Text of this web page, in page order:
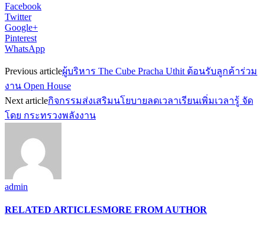
Facebook
Twitter
Google+
Pinterest
WhatsApp
Previous articleผู้บริหาร The Cube Pracha Uthit ต้อนรับลูกค้าร่วม
งาน Open House
Next articleกิจกรรมส่งเสริมนโยบายลดเวลาเรียนเพิ่มเวลารู้ จัด
โดย กระทรวงพลังงาน
admin
RELATED ARTICLESMORE FROM AUTHOR